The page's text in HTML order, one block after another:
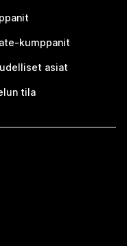
kumppanit
asiat
tila